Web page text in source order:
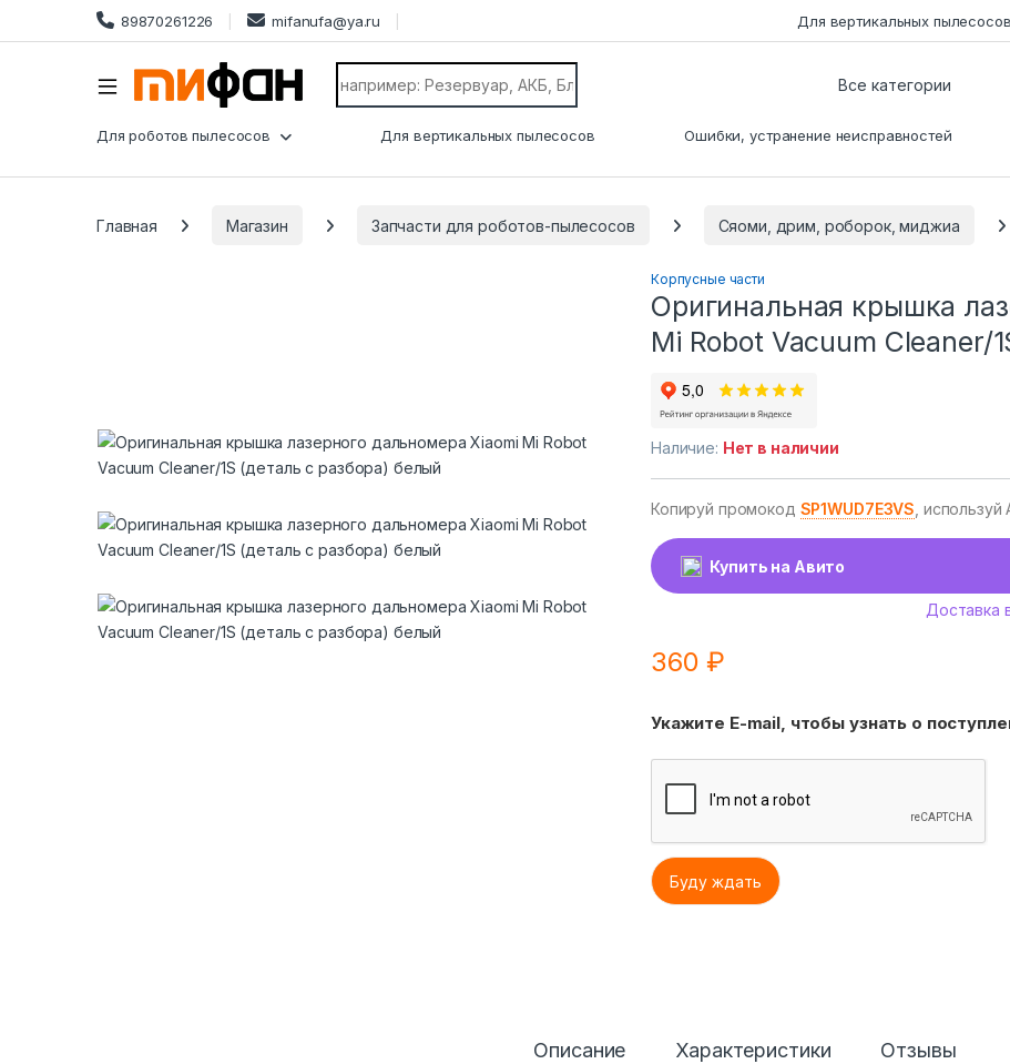
89870261226 mifanufa@ya.ru Для вертикальных пылесосов
Search for:
Для роботов пылесосов Для вертикальных пылесосов Ошибки, устранение неисправностей
Главная Магазин Запчасти для роботов-пылесосов Сяоми, дрим, роборок, миджиа
Корпусные части
Оригинальная крышка
Mi Robot Vacuum Cleaner/
Наличие: Нет в наличии
Копируй промокод SP1WUD7E3VS,
Купить на Авито
Доставка
360₽
Укажите E-mail, чтобы узнать о
Описание Характеристики Отзывы